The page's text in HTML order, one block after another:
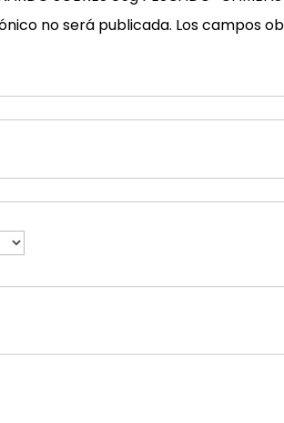
no será publicada. Los campos